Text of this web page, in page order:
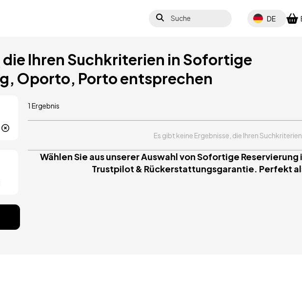
Suche Select your
DE
Ihren Suchkriterien in Sofortige
Oporto, Porto entsprechen
1 Ergebnis
Es gibt keine Ergebnisse, die Ihren
Wählen Sie aus unserer Auswahl von Sofortige
Trustpilot & Rückerstattungsgarantie. Perfekt